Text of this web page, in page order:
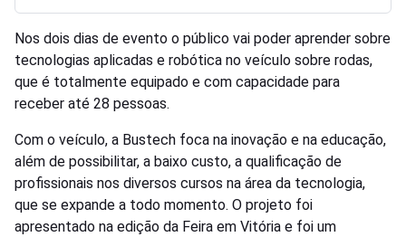
Nos dois dias de evento o público vai poder aprender sobre
tecnologias aplicadas e robótica no veículo sobre rodas,
que é totalmente equipado e com capacidade para
receber até 28 pessoas.
Com o veículo, a Bustech foca na inovação e na educação,
além de possibilitar, a baixo custo, a qualificação de
profissionais nos diversos cursos na área da tecnologia,
que se expande a todo momento. O projeto foi
apresentado na edição da Feira em Vitória e foi um